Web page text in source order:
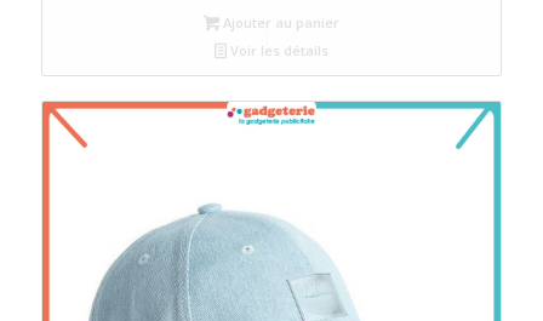
Ajouter au panier
Voir les détails